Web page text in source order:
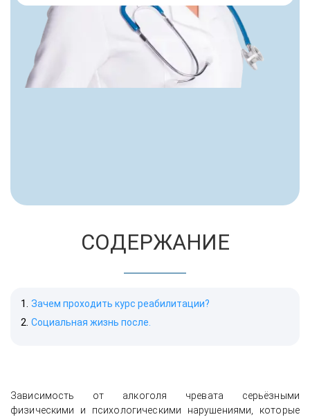
СОДЕРЖАНИЕ
Зачем проходить курс реабилитации?
Социальная жизнь после.
Зависимость от алкоголя чревата серьёзными
физическими и психологическими нарушениями, которые